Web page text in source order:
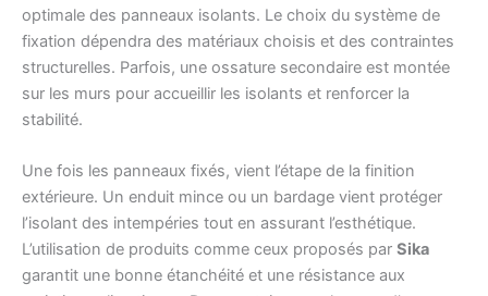
optimale des panneaux isolants. Le choix du système de
fixation dépendra des matériaux choisis et des contraintes
structurelles. Parfois, une ossature secondaire est montée
sur les murs pour accueillir les isolants et renforcer la
stabilité.
Une fois les panneaux fixés, vient l’étape de la finition
extérieure. Un enduit mince ou un bardage vient protéger
l’isolant des intempéries tout en assurant l’esthétique.
L’utilisation de produits comme ceux proposés par Sika
garantit une bonne étanchéité et une résistance aux